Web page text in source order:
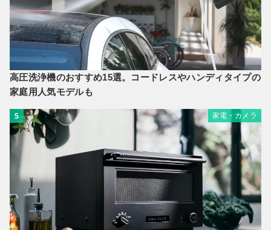
高圧洗浄機のおすすめ15選。コードレスやハンディタイプの
家庭用人気モデルも
5 家電・カメラ